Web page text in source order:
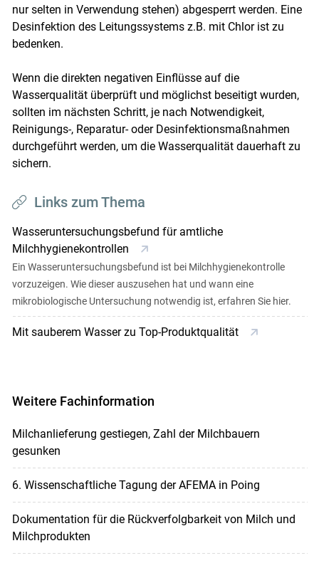
nur selten in Verwendung stehen) abgesperrt werden. Eine
Desinfektion des Leitungssystems z.B. mit Chlor ist zu
bedenken.
Wenn die direkten negativen Einflüsse auf die
Wasserqualität überprüft und möglichst beseitigt wurden,
sollten im nächsten Schritt, je nach Notwendigkeit,
Reinigungs-, Reparatur- oder Desinfektionsmaßnahmen
durchgeführt werden, um die Wasserqualität dauerhaft zu
sichern.
Links zum Thema
Wasseruntersuchungsbefund für amtliche
Milchhygienekontrollen
Ein Wasseruntersuchungsbefund ist bei Milchhygienekontrolle
vorzuzeigen. Wie dieser auszusehen hat und wann eine
mikrobiologische Untersuchung notwendig ist, erfahren Sie hier.
Mit sauberem Wasser zu Top-Produktqualität
Weitere Fachinformation
Milchanlieferung gestiegen, Zahl der Milchbauern
gesunken
6. Wissenschaftliche Tagung der AFEMA in Poing
Dokumentation für die Rückverfolgbarkeit von Milch und
Milchprodukten